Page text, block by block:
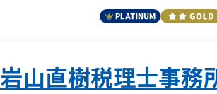
岩山直樹税理士事務